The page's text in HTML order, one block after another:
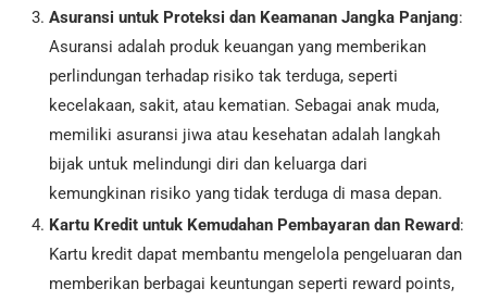
Asuransi untuk Proteksi dan Keamanan Jangka Panjang:
Asuransi adalah produk keuangan yang memberikan
perlindungan terhadap risiko tak terduga, seperti
kecelakaan, sakit, atau kematian. Sebagai anak muda,
memiliki asuransi jiwa atau kesehatan adalah langkah
bijak untuk melindungi diri dan keluarga dari
kemungkinan risiko yang tidak terduga di masa depan.
Kartu Kredit untuk Kemudahan Pembayaran dan Reward:
Kartu kredit dapat membantu mengelola pengeluaran dan
memberikan berbagai keuntungan seperti reward points,